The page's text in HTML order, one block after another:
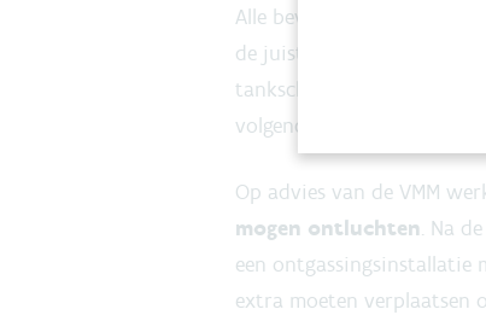
Alle bevoegde instanties
de juiste regels volgt.
tankschepen vaker
volgende lading en
Op advies van de VMM
mogen ontluchten. Na
een ontgassingsinstallatie
extra moeten verplaatsen